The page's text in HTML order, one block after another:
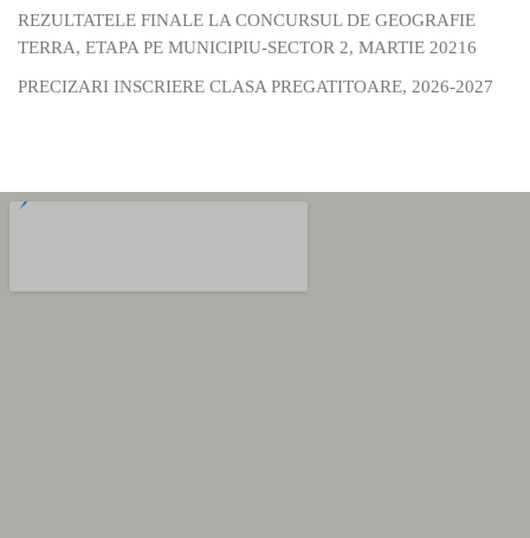
REZULTATELE FINALE LA CONCURSUL DE GEOGRAFIE
TERRA, ETAPA PE MUNICIPIU-SECTOR 2, MARTIE 20216
PRECIZARI INSCRIERE CLASA PREGATITOARE, 2026-2027